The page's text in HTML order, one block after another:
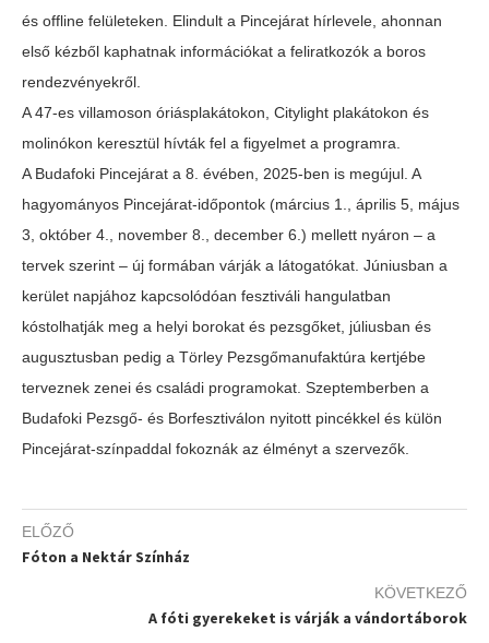
és offline felületeken. Elindult a Pincejárat hírlevele, ahonnan
első kézből kaphatnak információkat a feliratkozók a boros
rendezvényekről.
A 47-es villamoson óriásplakátokon, Citylight plakátokon és
molinókon keresztül hívták fel a figyelmet a programra.
A Budafoki Pincejárat a 8. évében, 2025-ben is megújul. A
hagyományos Pincejárat-időpontok (március 1., április 5, május
3, október 4., november 8., december 6.) mellett nyáron – a
tervek szerint – új formában várják a látogatókat. Júniusban a
kerület napjához kapcsolódóan fesztiváli hangulatban
kóstolhatják meg a helyi borokat és pezsgőket, júliusban és
augusztusban pedig a Törley Pezsgőmanufaktúra kertjébe
terveznek zenei és családi programokat. Szeptemberben a
Budafoki Pezsgő- és Borfesztiválon nyitott pincékkel és külön
Pincejárat-színpaddal fokoznák az élményt a szervezők.
ELŐZŐ
Fóton a Nektár Színház
KÖVETKEZŐ
A fóti gyerekeket is várják a vándortáborok